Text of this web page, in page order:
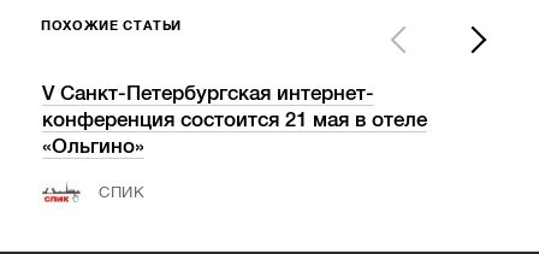
ПОХОЖИЕ СТАТЬИ
V Санкт-Петербургская интернет-
конференция состоится 21 мая в отеле
«Ольгино»
СПИК